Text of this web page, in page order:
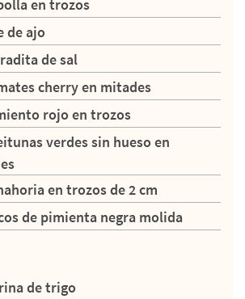
en trozos
de ajo
de sal
cherry en mitades
rojo en trozos
verdes sin hueso en
en trozos de 2 cm
de pimienta negra molida
de trigo